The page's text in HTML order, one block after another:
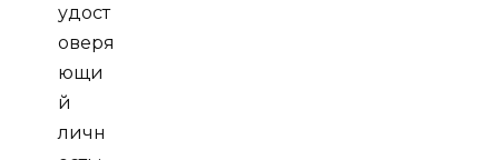
удост
оверя
ющи
й
личн